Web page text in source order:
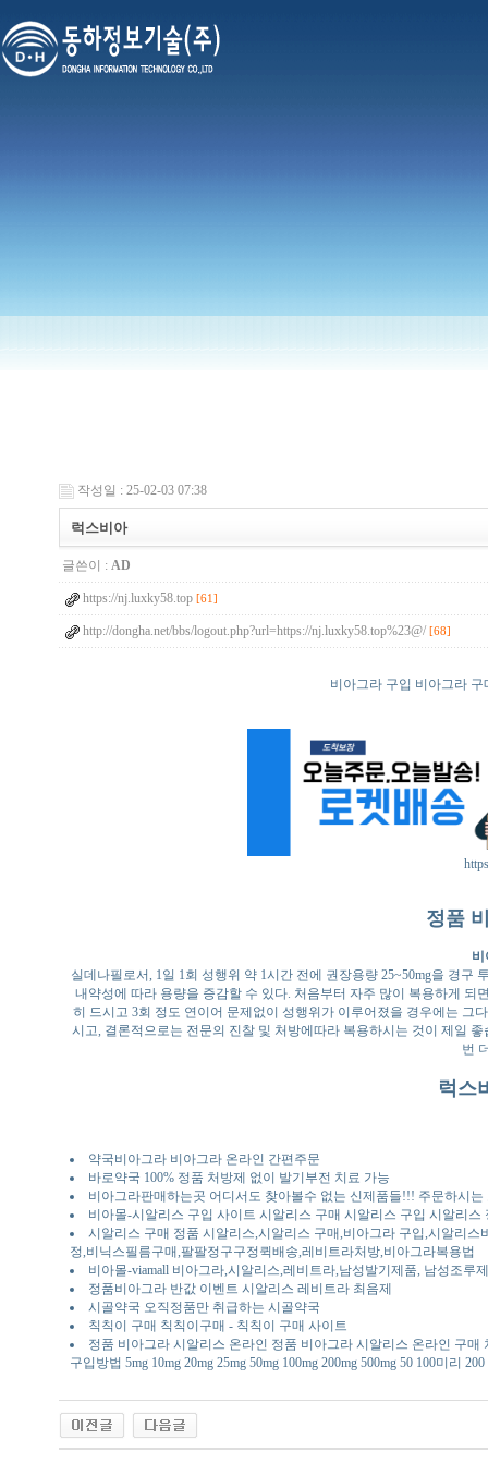
작성일 : 25-02-03 07:38
럭스비아
글쓴이 : AD
https://nj.luxky58.top [61]
http://dongha.net/bbs/logout.php?url=https://nj.luxky58.top%23@/ [68]
비아그라 구입 비아그라
정품
비
실데나필로서, 1일 1회 성행위 약 1시간 전에 권장용량 25~50mg을 경
내약성에 따라 용량을 증감할 수 있다. 처음부터 자주 많이 복용하게
히 드시고 3회 정도 연이어 문제없이 성행위가 이루어졌을 경우에는 그
시고, 결론적으로는 전문의 진찰 및 처방에따라 복용하시는 것이 제일
번
럭스
약국비아그라 비아그라 온라인 간편주문
바로약국 100% 정품 처방제 없이 발기부전 치료 가능
비아그라판매하는곳 어디서도 찾아볼수 없는 신제품들!!! 주문하시
비아몰-시알리스 구입 사이트 시알리스 구매 시알리스 구입 시알리스
시알리스 구매 정품 시알리스,시알리스 구매,비아그라 구입,시알리
정,비닉스필름구매,팔팔정구구정퀵배송,레비트라처방,비아그라복용법
비아몰-viamall 비아그라,시알리스,레비트라,남성발기제품, 남성조루
정품비아그라 반값 이벤트 시알리스 레비트라 최음제
시골약국 오직정품만 취급하는 시골약국
칙칙이 구매 칙칙이구매 - 칙칙이 구매 사이트
정품 비아그라 시알리스 온라인 정품 비아그라 시알리스 온라인 구
구입방법 5mg 10mg 20mg 25mg 50mg 100mg 200mg 500mg 50 100미리